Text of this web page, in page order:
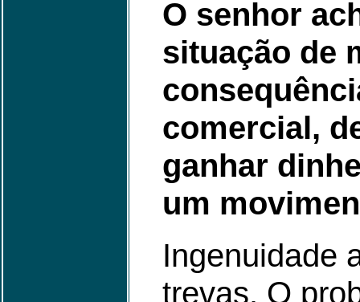
O senhor
situação de
comercial,
ganhar
um
Ingenuidade
trevas. O